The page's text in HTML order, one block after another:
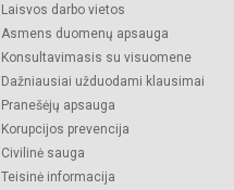
Laisvos darbo vietos
Asmens duomenų apsauga
Konsultavimasis su visuomene
Dažniausiai užduodami klausimai
Pranešėjų apsauga
Korupcijos prevencija
Civilinė sauga
Teisinė informacija